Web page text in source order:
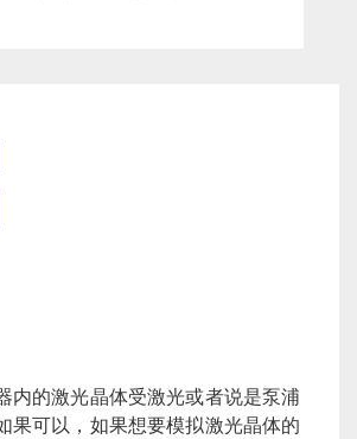
内的激光晶体受激光或者说是泵浦
果可以，如果想要模拟激光晶体的